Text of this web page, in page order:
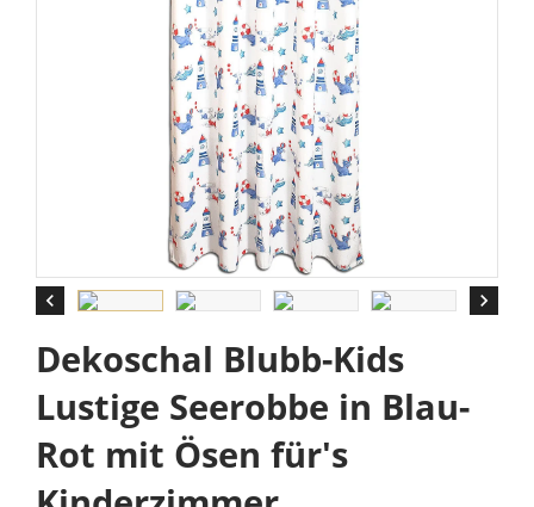
 
Dekoschal Blubb-Kids
Lustige Seerobbe in Blau-
Rot mit Ösen für's